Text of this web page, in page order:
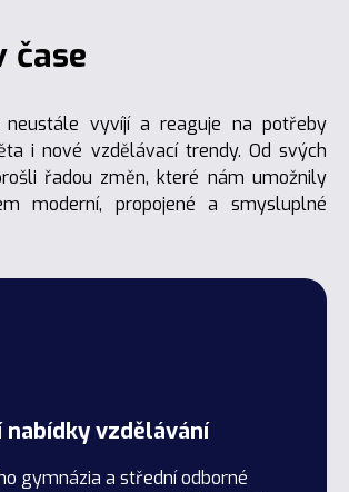
čase
neustále vyvíjí a reaguje na potřeby
i nové vzdělávací trendy. Od svých
řadou změn, které nám umožnily
moderní, propojené a smysluplné
nabídky vzdělávání
gymnázia a střední odborné